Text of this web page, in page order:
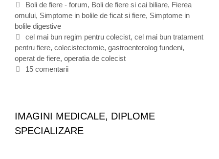
a
t
a
d
e
c
C
a
t
e
g
o
r
Boli de fiere - forum, Boli de fiere si cai biliare, Fierea
omului, Simptome in bolile de ficat si fiere, Simptome in
bolile digestive
E
t
i
c
e
cel mai bun regim pentru colecist, cel mai bun tratament
pentru fiere, colecistectomie, gastroenterolog fundeni,
operat de fiere, operatia de colecist
15 comentarii
IMAGINI MEDICALE, DIPLOME
SPECIALIZARE